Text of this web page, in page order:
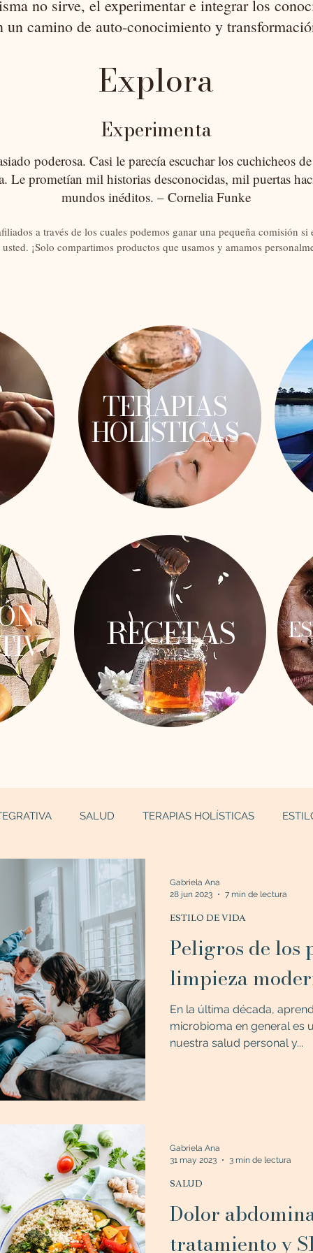
no sirve, el experimentar e integrar los
un camino de auto-conocimiento y
Explora
Experimenta
poderosa. Casi le parecía escuchar los cuchicheos
Le prometían mil historias desconocidas, mil puertas
mundos inéditos. – Cornelia Funke
a través de los cuales podemos ganar una pequeña comisión
usted. ¡Solo compartimos productos que usamos y amamos
TERAPIAS
HOLÍSTICAS
RECETAS
SALUD TERAPIAS HOLÍSTICAS
Peligros de los
limpieza
En la última década,
microbioma en general es
nuestra salud personal y...
ESTILO DE VIDA
Gabriela Ana
28 jun 2023
7 min de lectura
Dolor
tratamiento y
SALUD
Gabriela Ana
31 may 2023
3 min de lectura